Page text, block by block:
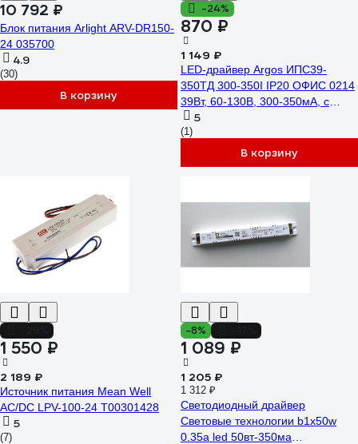
10 792 ₽
Блок питания Arlight ARV-DR150-
24 035700
4.9
(30)
В корзину
-24%
870 ₽
1 149 ₽
LED-драйвер Argos ИПС39-
350ТД 300-350I IP20 ОФИС 0214
39Вт, 60-130В, 300-350мА, с
выбором тока для светодиодных
светильников внутреннего
освещения, IP20 7041020
5
(1)
В корзину
1 550 ₽
2 189 ₽
Источник питания Mean Well
AC/DC LPV-100-24 Т00301428
5
(7)
-8%
1 089 ₽
1 205 ₽
1 312 ₽
Светодиодный драйвер
Световые технологии b1x50w
0.35a led 50вт-350ма